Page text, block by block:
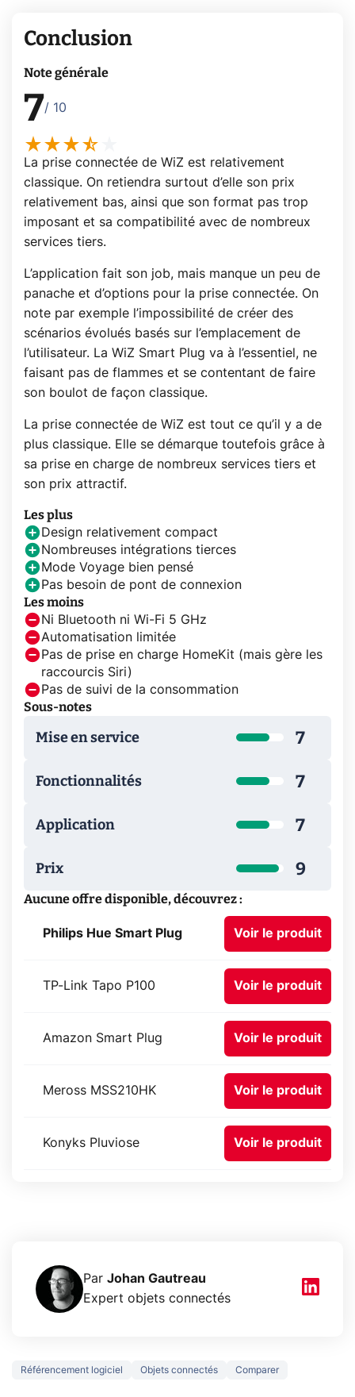
Conclusion
Note générale
7/ 10
La prise connectée de WiZ est relativement
classique. On retiendra surtout d’elle son prix
relativement bas, ainsi que son format pas trop
imposant et sa compatibilité avec de nombreux
services tiers.
L’application fait son job, mais manque un peu de
panache et d’options pour la prise connectée. On
note par exemple l’impossibilité de créer des
scénarios évolués basés sur l’emplacement de
l’utilisateur. La WiZ Smart Plug va à l’essentiel, ne
faisant pas de flammes et se contentant de faire
son boulot de façon classique.
La prise connectée de WiZ est tout ce qu’il y a de
plus classique. Elle se démarque toutefois grâce à
sa prise en charge de nombreux services tiers et
son prix attractif.
Les plus
Design relativement compact
Nombreuses intégrations tierces
Mode Voyage bien pensé
Pas besoin de pont de connexion
Les moins
Ni Bluetooth ni Wi-Fi 5 GHz
Automatisation limitée
Pas de prise en charge HomeKit (mais gère les
raccourcis Siri)
Pas de suivi de la consommation
Sous-notes
Mise en service 7
Fonctionnalités 7
Application 7
Prix 9
Aucune offre disponible, découvrez :
Philips Hue Smart Plug Voir le produit
TP-Link Tapo P100 Voir le produit
Amazon Smart Plug Voir le produit
Meross MSS210HK Voir le produit
Konyks Pluviose Voir le produit
Par Johan Gautreau
Expert objets connectés
Référencement logiciel Objets connectés Comparer